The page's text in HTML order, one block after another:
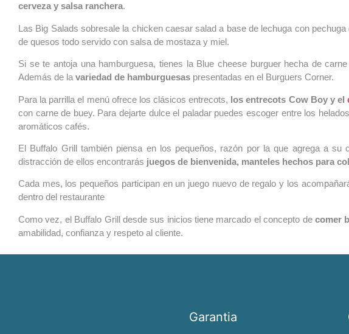
cerveza y salsa ranchera.
Las Big Salads sobresale la chicken caesar salad a base de lechuga con
de quesos todo servido con salsa de mostaza y miel.
Si se te antoja una hamburguesa, tienes la Blue cheese burguer hecha de
Además de la variedad de hamburguesas presentadas en el Burguers Corner.
Para la parrilla el menú ofrece los clásicos entrecots, los entrecots Cow Boy y el
con carne de buey. Para dejarte dulce el paladar puedes escoger entre los
aromáticos cafés.
El Buffalo Grill también piensa en los pequeños, razón por la que agrega a
distracción de ellos encontrarás juegos de bienvenida, manteles hechos para
Cada mes, los pequeños participan en un juego nuevo de regalo y los
dentro del restaurante
Como vez, el Buffalo Grill desde sus inicios tiene marcado el concepto de comer
amabilidad, confianza y respeto al cliente.
Garantia